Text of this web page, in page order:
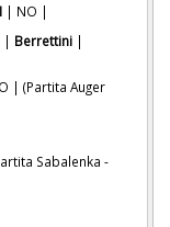
| NO |
| Berrettini |
| (Partita Auger
Sabalenka -